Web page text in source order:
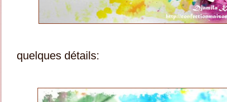
quelques détails: